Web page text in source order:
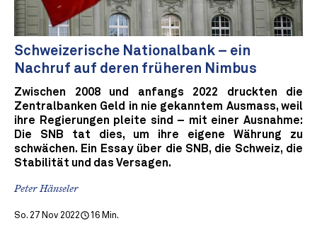
Schweizerische Nationalbank – ein
Nachruf auf deren früheren Nimbus
Zwischen 2008 und anfangs 2022 druckten die
Zentralbanken Geld in nie gekanntem Ausmass, weil
ihre Regierungen pleite sind – mit einer Ausnahme:
Die SNB tat dies, um ihre eigene Währung zu
schwächen. Ein Essay über die SNB, die Schweiz, die
Stabilität und das Versagen.
Peter Hänseler
So. 27 Nov 2022 16 Min.